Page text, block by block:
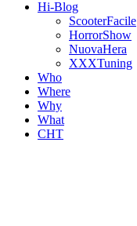
Hi-Blog
ScooterFacile
HorrorShow
NuovaHera
XXXTuning
Who
Where
Why
What
CHT